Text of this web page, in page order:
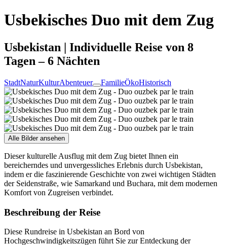
Usbekisches Duo mit dem Zug
Usbekistan | Individuelle Reise von 8
Tagen – 6 Nächten
StadtNaturKulturAbenteuer FamilieÖkoHistorisch
Alle Bilder ansehen
Dieser kulturelle Ausflug mit dem Zug bietet Ihnen ein
bereicherndes und unvergessliches Erlebnis durch Usbekistan,
indem er die faszinierende Geschichte von zwei wichtigen Städten
der Seidenstraße, wie Samarkand und Buchara, mit dem modernen
Komfort von Zugreisen verbindet.
Beschreibung der Reise
Diese Rundreise in Usbekistan an Bord von
Hochgeschwindigkeitszügen führt Sie zur Entdeckung der